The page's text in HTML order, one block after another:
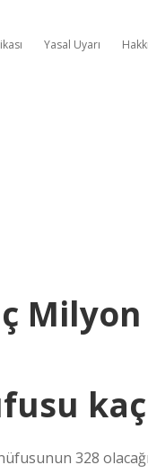
Yasal Uyarı
Milyon
kaç
328